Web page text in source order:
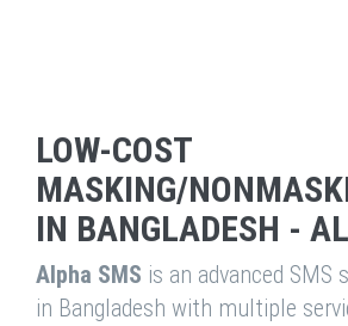
LOW-COST
MASKING/
IN BANGLADESH -
Alpha SMS is an advanced SMS
in Bangladesh with multiple